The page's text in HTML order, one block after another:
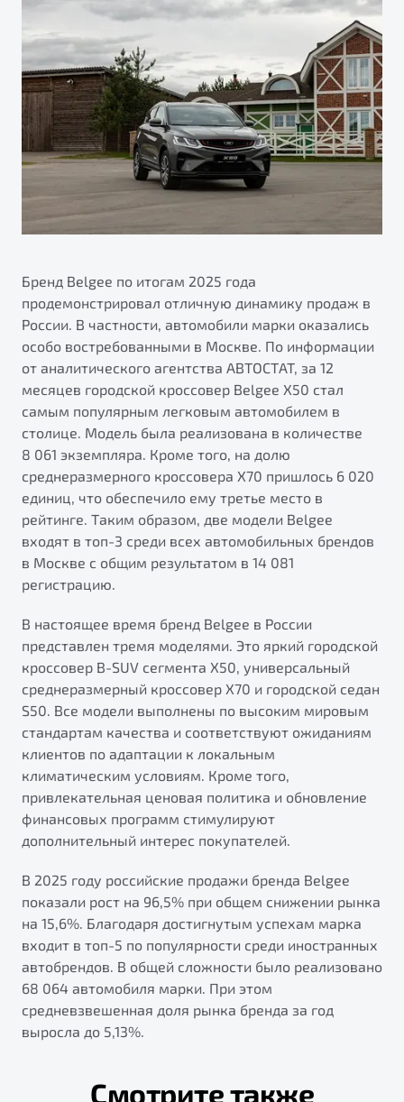
Яркий кроссовер
от 2 219 990 ₽*
Обзор В наличии
S50
Элегантный и практичный седан
от 1 699 990 ₽*
Обзор В наличии
X70
Универсальный кроссовер
от 2 499 990 ₽*
Обзор В наличии
Трейд-ин
Страхование
Расчет КАСКО
Узнайте о специальных выгодах при покупке
автомобиля Belgee
Подробно
Автомобили в наличии
Тест-драйв
Автокредит
Гарантия Belgee
Belgee Линк
Belgee Клуб
Belgee Плюс
Реферальная программа
Клиентская поддержка
Будьте еще более уверены на дорогах с программой
"Помощь на дорогах"
Преимущества программы
Запись на сервис
Калькулятор ТО
Клиентская поддержка
О дилерском центре
Правовая информация
Бренд Belgee по итогам 2025 года
продемонстрировал отличную динамику продаж в
России. В частности, автомобили марки оказались
особо востребованными в Москве. По информации
от аналитического агентства АВТОСТАТ, за 12
месяцев городской кроссовер Belgee X50 стал
самым популярным легковым автомобилем в
столице. Модель была реализована в количестве
8 061 экземпляра. Кроме того, на долю
среднеразмерного кроссовера X70 пришлось 6 020
единиц, что обеспечило ему третье место в
рейтинге. Таким образом, две модели Belgee
входят в топ-3 среди всех автомобильных брендов
в Москве с общим результатом в 14 081
регистрацию.
В настоящее время бренд Belgee в России
представлен тремя моделями. Это яркий городской
кроссовер B-SUV сегмента X50, универсальный
среднеразмерный кроссовер X70 и городской седан
S50. Все модели выполнены по высоким мировым
стандартам качества и соответствуют ожиданиям
клиентов по адаптации к локальным
климатическим условиям. Кроме того,
привлекательная ценовая политика и обновление
финансовых программ стимулируют
дополнительный интерес покупателей.
В 2025 году российские продажи бренда Belgee
показали рост на 96,5% при общем снижении рынка
на 15,6%. Благодаря достигнутым успехам марка
входит в топ-5 по популярности среди иностранных
автобрендов. В общей сложности было реализовано
68 064 автомобиля марки. При этом
средневзвешенная доля рынка бренда за год
выросла до 5,13%.
Смотрите также